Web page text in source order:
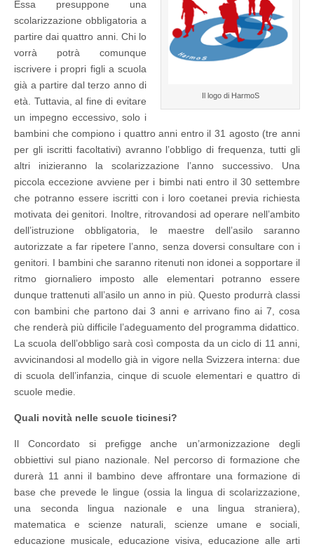
Il logo di HarmoS
Essa presuppone una
scolarizzazione obbligatoria a
partire dai quattro anni. Chi lo
vorrà potrà comunque
iscrivere i propri figli a scuola
già a partire dal terzo anno di
età. Tuttavia, al fine di evitare
un impegno eccessivo, solo i
bambini che compiono i quattro anni entro il 31 agosto (tre anni
per gli iscritti facoltativi) avranno l’obbligo di frequenza, tutti gli
altri inizieranno la scolarizzazione l’anno successivo. Una
piccola eccezione avviene per i bimbi nati entro il 30 settembre
che potranno essere iscritti con i loro coetanei previa richiesta
motivata dei genitori. Inoltre, ritrovandosi ad operare nell’ambito
dell’istruzione obbligatoria, le maestre dell’asilo saranno
autorizzate a far ripetere l’anno, senza doversi consultare con i
genitori. I bambini che saranno ritenuti non idonei a sopportare il
ritmo giornaliero imposto alle elementari potranno essere
dunque trattenuti all’asilo un anno in più. Questo produrrà classi
con bambini che partono dai 3 anni e arrivano fino ai 7, cosa
che renderà più difficile l’adeguamento del programma didattico.
La scuola dell’obbligo sarà così composta da un ciclo di 11 anni,
avvicinandosi al modello già in vigore nella Svizzera interna: due
di scuola dell’infanzia, cinque di scuole elementari e quattro di
scuole medie.
Quali novità nelle scuole ticinesi?
Il Concordato si prefigge anche un’armonizzazione degli
obbiettivi sul piano nazionale. Nel percorso di formazione che
durerà 11 anni il bambino deve affrontare una formazione di
base che prevede le lingue (ossia la lingua di scolarizzazione,
una seconda lingua nazionale e una lingua straniera),
matematica e scienze naturali, scienze umane e sociali,
educazione musicale, educazione visiva, educazione alle arti